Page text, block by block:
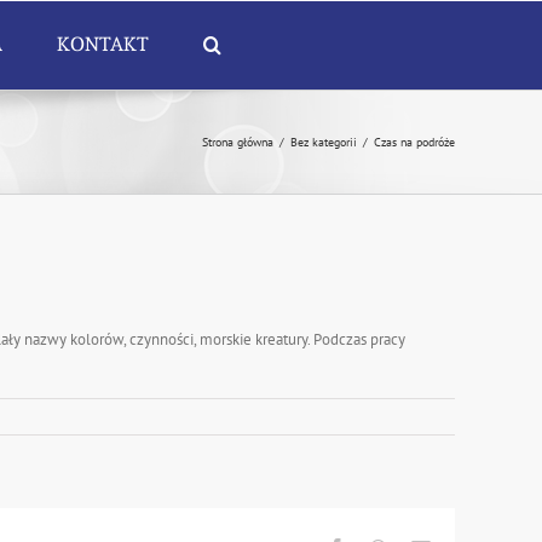
KONTAKT
Strona główna / Bez kategorii / Czas na podróże
nazwy kolorów, czynności, morskie kreatury. Podczas pracy